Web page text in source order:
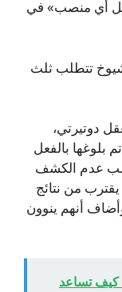
شغل أي منصب» في
تتطلب ثلث
دوتيرتي،
بلوغها بالفعل
طلب عدم الكشف
من نتائج
أنهم ينوون
كيف تساعد